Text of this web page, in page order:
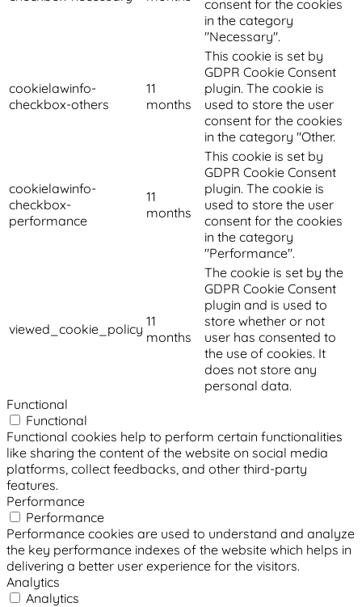
consent for the cookies
in the category
"Necessary".
cookielawinfo-
checkbox-others
11
months
This cookie is set by
GDPR Cookie Consent
plugin. The cookie is
used to store the user
consent for the cookies
in the category "Other.
cookielawinfo-
checkbox-
performance
11
months
This cookie is set by
GDPR Cookie Consent
plugin. The cookie is
used to store the user
consent for the cookies
in the category
"Performance".
viewed_cookie_policy 11
months
The cookie is set by the
GDPR Cookie Consent
plugin and is used to
store whether or not
user has consented to
the use of cookies. It
does not store any
personal data.
Functional
Functional
Functional cookies help to perform certain functionalities
like sharing the content of the website on social media
platforms, collect feedbacks, and other third-party
features.
Performance
Performance
Performance cookies are used to understand and analyze
the key performance indexes of the website which helps in
delivering a better user experience for the visitors.
Analytics
Analytics